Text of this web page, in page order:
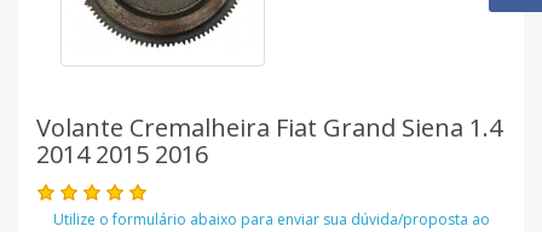
Volante Cremalheira Fiat Grand Siena 1.4
2014 2015 2016
Utilize o formulário abaixo para enviar sua dúvida/proposta ao